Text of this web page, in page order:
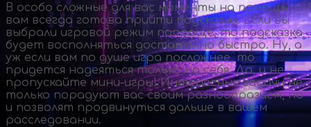
В особо сложные для вас моменты на помощь
вам всегда готова прийти подсказка. Если вы
выбрали игровой режим попроще, то подсказка
будет восполняться достаточно быстро. Ну, а
уж если вам по душе игра посложнее, то
придется надеяться только на себя. Да, и не
пропускайтемини-игры! Интересные задачи не
только порадуют вас своим разнообразием, но
и позволят продвинуться дальше в вашем
расследовании.